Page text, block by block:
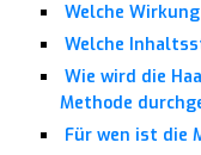
Welche
Welche
Wie wird die
Methode
Für wen ist die